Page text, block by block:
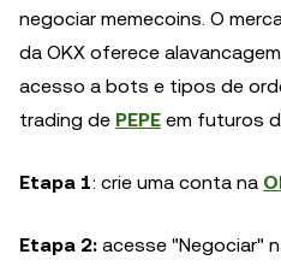
negociar memecoins. O
da OKX oferece
acesso a bots e tipos de
trading de PEPE em futuros
Etapa 1: crie uma conta na
Etapa 2: acesse "Negociar"